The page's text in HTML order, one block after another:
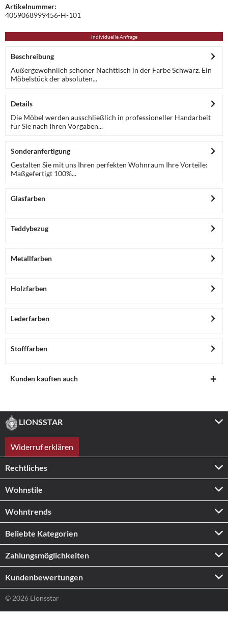
Artikelnummer:
4059068999456-H-101
Individuelle Anfrage
Beschreibung
Außergewöhnlich schöner Nachttisch in der Farbe Schwarz. Ein
Möbelstück der absoluten...
Details
Die Möbel werden ausschließlich in professioneller Handarbeit
für Sie nach Ihren Vorgaben...
Sonderanfertigung
Gestalten Sie mit uns Ihren perfekten Wohnraum Ihre Vorteile:
Maßgefertigt 100%...
Glasfarben
Teddybezug
Metallfarben
Holzfarben
Lederfarben
Stofffarben
Kunden kauften auch
LIONSSTAR
Widerruf erklären
Rechtliches
Wohnstile
Wohntrends
Beliebte Kategorien
Zahlungs­möglichkeiten
Kundenbewertungen
© 2026 Lionsstar